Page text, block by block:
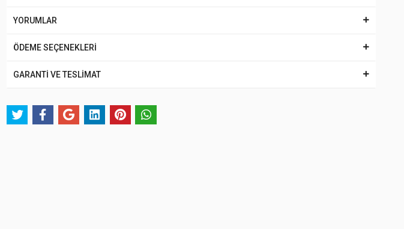
YORUMLAR
ÖDEME SEÇENEKLERİ
GARANTİ VE TESLİMAT